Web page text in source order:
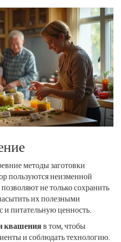
методы заготовки
пользуются неизменной
не только сохранить
их полезными
и питательную ценность.
квашенияв том, чтобы
и соблюдать технологию.